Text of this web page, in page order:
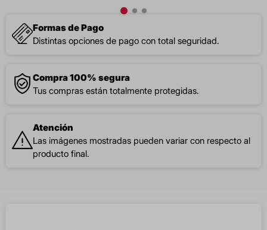
Formas de Pago
Distintas opciones de pago con total seguridad.
Compra 100% segura
Tus compras están totalmente protegidas.
Atención
Las imágenes mostradas pueden variar con respecto al
producto final.